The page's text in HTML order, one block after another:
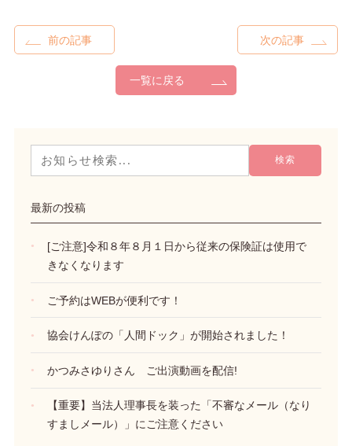
前の記事 次の記事
一覧に戻る
最新の投稿
[ご注意]令和８年８月１日から従来の保険証は使用で
きなくなります
ご予約はWEBが便利です！
協会けんぽの「人間ドック」が開始されました！
かつみさゆりさん ご出演動画を配信!
【重要】当法人理事長を装った「不審なメール（なり
すましメール）」にご注意ください